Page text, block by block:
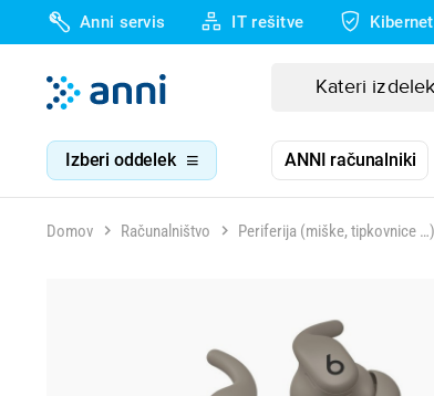
Anni servis IT rešitve
Izberi oddelek ANNI računalniki
Domov Računalništvo Periferija (miške, tipkovnice …)